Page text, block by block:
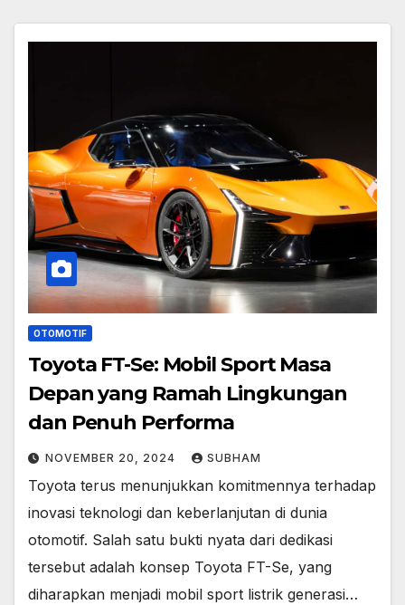
OTOMOTIF
Toyota FT-Se: Mobil Sport Masa
Depan yang Ramah Lingkungan
dan Penuh Performa
NOVEMBER 20, 2024 SUBHAM
Toyota terus menunjukkan komitmennya terhadap
inovasi teknologi dan keberlanjutan di dunia
otomotif. Salah satu bukti nyata dari dedikasi
tersebut adalah konsep Toyota FT-Se, yang
diharapkan menjadi mobil sport listrik generasi…